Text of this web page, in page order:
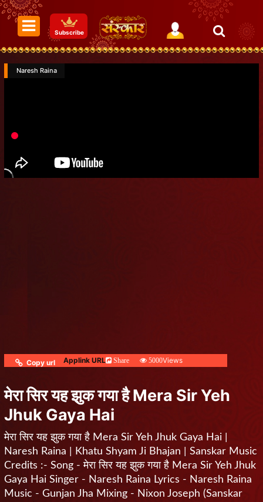
Subscribe
Naresh Raina
Copy url Applink URL Share 5000Views
मेरा सिर यह झुक गया है Mera Sir Yeh
Jhuk Gaya Hai
मेरा सिर यह झुक गया है Mera Sir Yeh Jhuk Gaya Hai |
Naresh Raina | Khatu Shyam Ji Bhajan | Sanskar Music
Credits :- Song - मेरा सिर यह झुक गया है Mera Sir Yeh Jhuk
Gaya Hai Singer - Naresh Raina Lyrics - Naresh Raina
Music - Gunjan Jha Mixing - Nixon Joseph (Sanskar